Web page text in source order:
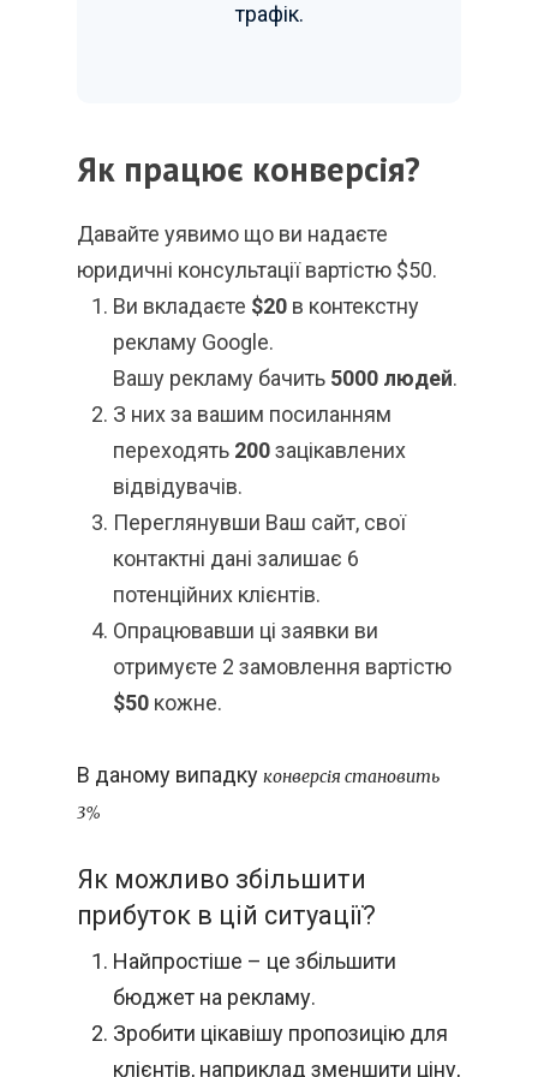
трафік.
Як працює конверсія?
Давайте уявимо що ви надаєте
юридичні консультації вартістю $50.
Ви вкладаєте $20 в контекстну
рекламу Google.
Вашу рекламу бачить 5000 людей.
З них за вашим посиланням
переходять 200зацікавлених
відвідувачів.
Переглянувши Ваш сайт, свої
контактні дані залишає 6
потенційних клієнтів.
Опрацювавши ці заявки ви
отримуєте 2 замовлення вартістю
$50 кожне.
В даному випадку конверсія становить
3%
Як можливо збільшити
прибуток в цій ситуації?
Найпростіше – це збільшити
бюджет на рекламу.
Зробити цікавішу пропозицію для
клієнтів, наприклад зменшити ціну,